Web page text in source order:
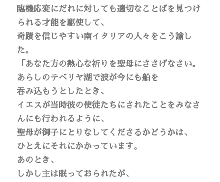
臨機応変にだれに対しても適切なことばを見つけ
られる才能を駆使して、
奇蹟を信じやすい南イタリアの人々をこう諭し
た。
「あなた方の熱心な祈りを聖母にささげなさい。
あらしのテベリヤ湖で波が今にも船を
吞み込もうとしたとき、
イエスが当時彼の使徒たちにされたことをみなさ
んにも行われるように、
聖母が御子にとりなしてくださるかどうかは、
ひとえにそれにかかっています。
あのとき、
しかし主は眠っておられたが、